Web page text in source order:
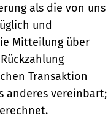
als die von uns
und
Mitteilung über
Transaktion
anderes vereinbart;